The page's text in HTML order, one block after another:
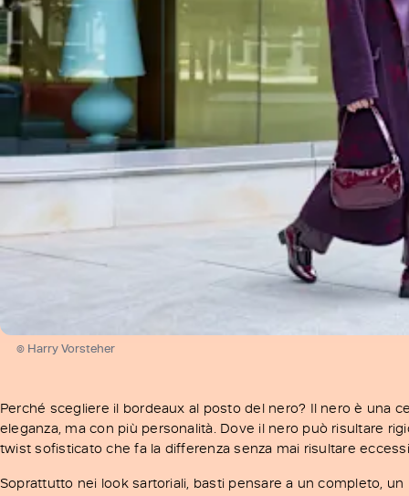
© Harry Vorsteher
Perché scegliere il bordeaux al posto del nero? Il nero è una
eleganza, ma con più personalità. Dove il nero può risultare
twist sofisticato che fa la differenza senza mai risultare
Soprattutto nei look sartoriali, basti pensare a un completo,